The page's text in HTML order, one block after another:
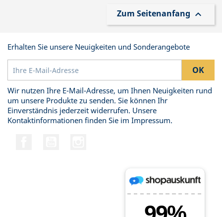
Zum Seitenanfang 
Erhalten Sie unsere Neuigkeiten und Sonderangebote
Wir nutzen Ihre E-Mail-Adresse, um Ihnen Neuigkeiten rund
um unsere Produkte zu senden. Sie können Ihr
Einverständnis jederzeit widerrufen. Unsere
Kontaktinformationen finden Sie im Impressum.